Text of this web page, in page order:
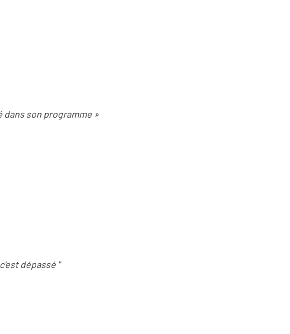
dans son programme »
dépassé "